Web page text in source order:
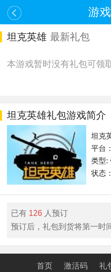
游
坦克英雄 最新礼包
本游戏暂时没有礼包可领
坦克英雄礼包游戏简介
坦克
平台
类型:
状态：
已有 126 人预订
预订后，礼包到货将第一时
首页 激活码 礼